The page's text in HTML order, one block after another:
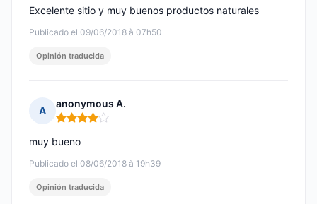
Publicado el 09/06/2018 à 07h50
Excelente sitio y muy buenos productos naturales
Opinión traducida
A
anonymous A.
Nota: 4 de 5
Publicado el 08/06/2018 à 19h39
muy bueno
Opinión traducida